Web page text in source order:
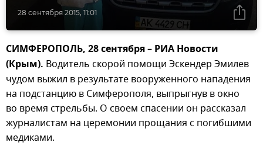
28 сентября 2015, 11:01
СИМФЕРОПОЛЬ, 28 сентября – РИА Новости
(Крым). Водитель скорой помощи Эскендер Эмилев
чудом выжил в результате вооруженного нападения
на подстанцию в Симферополя, выпрыгнув в окно
во время стрельбы. О своем спасении он рассказал
журналистам на церемонии прощания с погибшими
медиками.